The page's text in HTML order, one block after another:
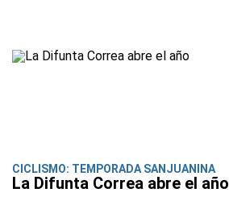
CICLISMO: TEMPORADA SANJUANINA
La Difunta Correa abre el año